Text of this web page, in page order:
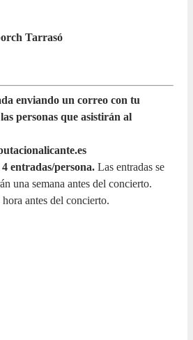
Tarrasó
enviando un correo con tu
personas que asistirán al
entradas/persona. Las entradas se
una semana antes del concierto.
antes del concierto.